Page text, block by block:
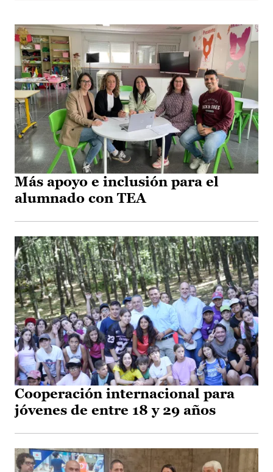
Más apoyo e inclusión para el
alumnado con TEA
Cooperación internacional para
jóvenes de entre 18 y 29 años